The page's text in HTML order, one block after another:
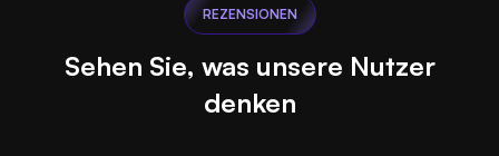
REZENSIONEN
Sehen Sie, was unsere Nutzer
denken